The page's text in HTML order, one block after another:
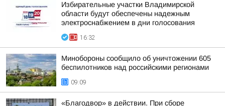
Избирательные участки Владимирской
области будут обеспечены надежным
электроснабжением в дни голосования
16:32
Минобороны сообщило об уничтожении 605
беспилотников над российскими регионами
09:09
«Благодвор» в действии. При сборе